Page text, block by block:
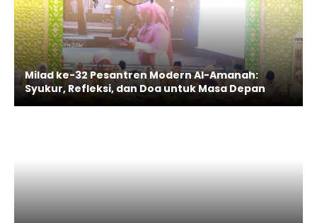
Milad ke-32 Pesantren Modern Al-Amanah:
Syukur, Refleksi, dan Doa untuk Masa Depan